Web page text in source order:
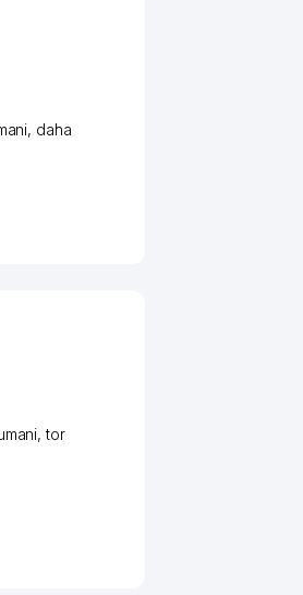
, daha
,tor